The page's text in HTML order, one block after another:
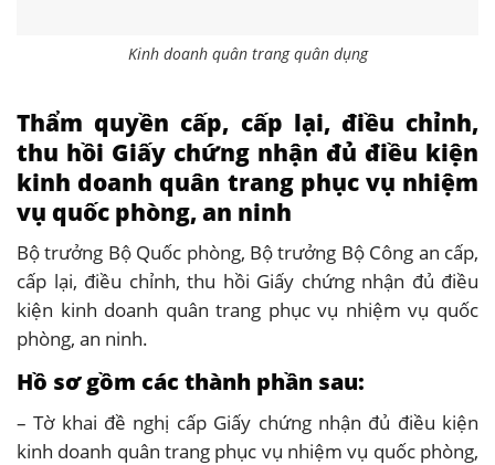
Kinh doanh quân trang quân dụng
Thẩm quyền cấp, cấp lại, điều chỉnh,
thu hồi Giấy chứng nhận đủ điều kiện
kinh doanh quân trang phục vụ nhiệm
vụ quốc phòng, an ninh
Bộ trưởng Bộ Quốc phòng, Bộ trưởng Bộ Công an cấp,
cấp lại, điều chỉnh, thu hồi Giấy chứng nhận đủ điều
kiện kinh doanh quân trang phục vụ nhiệm vụ quốc
phòng, an ninh.
Hồ sơ gồm các thành phần sau:
– Tờ khai đề nghị cấp Giấy chứng nhận đủ điều kiện
kinh doanh quân trang phục vụ nhiệm vụ quốc phòng,